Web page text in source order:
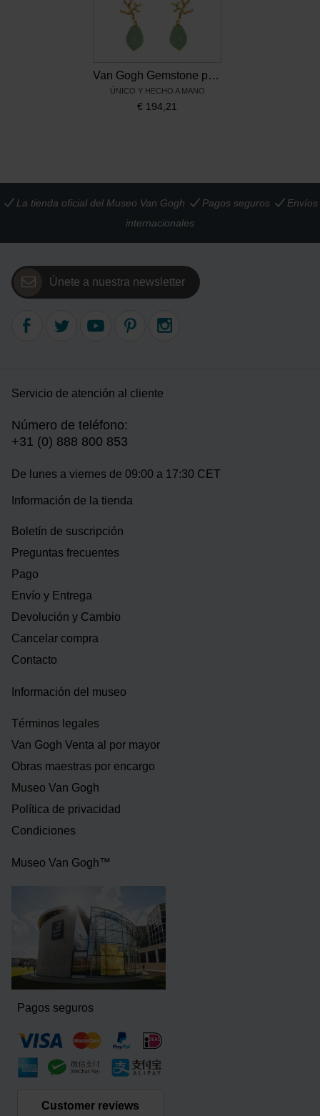
Van Gogh Gemstone pendientes rama de flor, de Miccy’s
ÚNICO Y HECHO A MANO
€ 194,21
La tienda oficial del Museo Van Gogh Pagos seguros
Envíos
internacionales
Únete a nuestra newsletter
Servicio de atención al cliente
Número de teléfono:
+31 (0) 888 800 853
De lunes a viernes de 09:00 a 17:30 CET
Información de la tienda
Boletín de suscripción
Preguntas frecuentes
Pago
Envío y Entrega
Devolución y Cambio
Cancelar compra
Contacto
Información del museo
Términos legales
Van Gogh Venta al por mayor
Obras maestras por encargo
Museo Van Gogh
Política de privacidad
Condiciones
Museo Van Gogh™
Pagos seguros